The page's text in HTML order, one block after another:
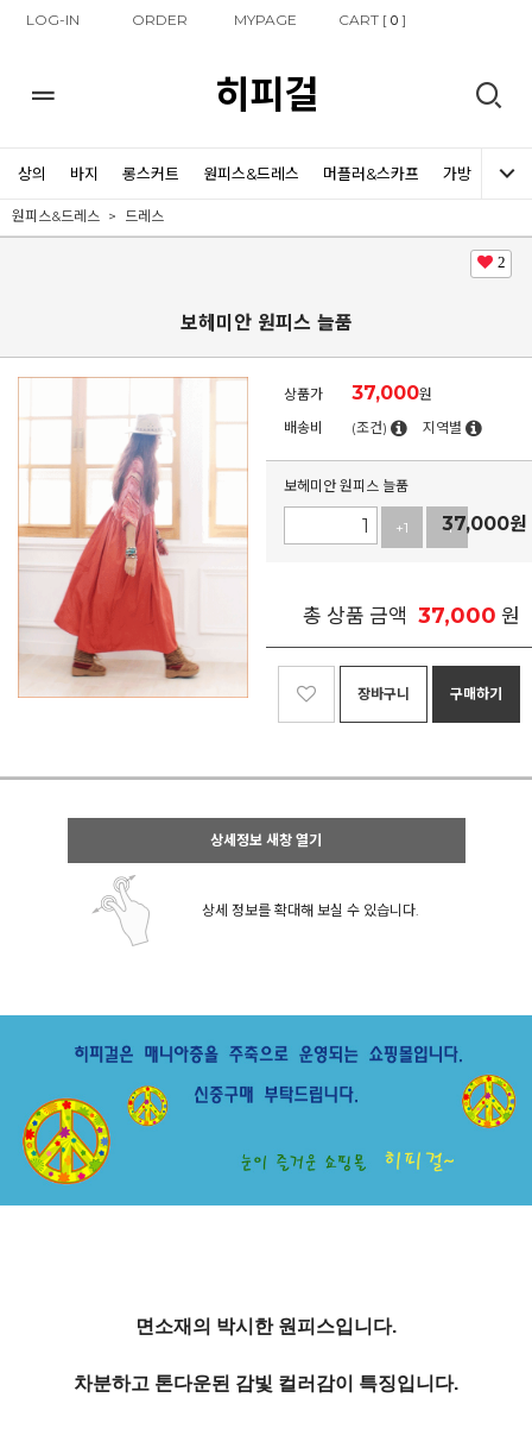
LOG-IN ORDER MYPAGE CART [0 ]
히피걸
상의 바지 롱스커트 원피스&드레스 머플러&스카프 가방 신발
원피스&드레스 드레스
2
보헤미안 원피스 늘품
상품가 37,000원
배송비
(조건) 지역별
보헤미안 원피스 늘품
+1 -1
37,000원
총 상품 금액 37,000 원
장바구니 구매하기
상세정보 새창 열기
상세 정보를 확대해 보실 수 있습니다.
면소재의 박시한 원피스입니다.
차분하고 톤다운된 감빛 컬러감이 특징입니다.